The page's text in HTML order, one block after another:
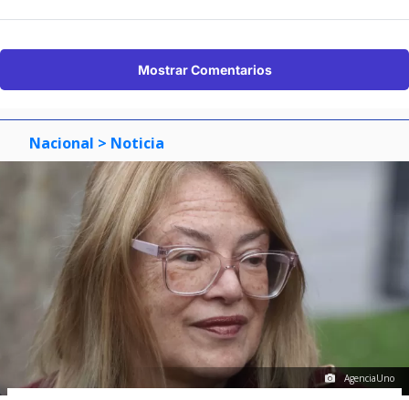
Mostrar Comentarios
Nacional > Noticia
AgenciaUno